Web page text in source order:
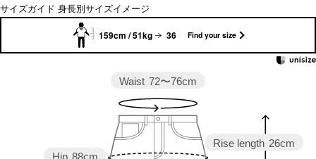
サイズガイド 身長別サイズイメージ
159cm / 51kg 36 Find your size
Rise length 26cm
Waist 72〜76cm